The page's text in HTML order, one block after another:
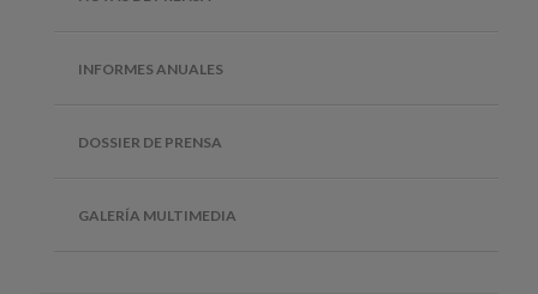
INFORMES ANUALES
DOSSIER DE PRENSA
GALERÍA MULTIMEDIA